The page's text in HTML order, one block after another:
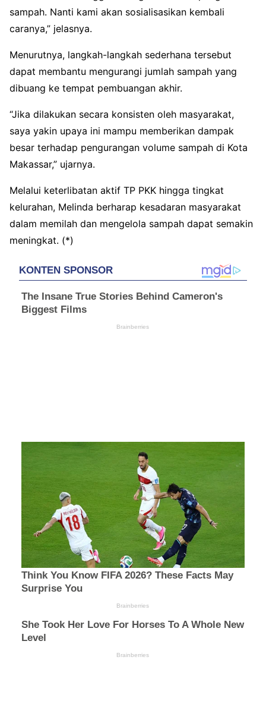
sampah. Nanti kami akan sosialisasikan kembali
caranya,” jelasnya.
Menurutnya, langkah-langkah sederhana tersebut
dapat membantu mengurangi jumlah sampah yang
dibuang ke tempat pembuangan akhir.
“Jika dilakukan secara konsisten oleh masyarakat,
saya yakin upaya ini mampu memberikan dampak
besar terhadap pengurangan volume sampah di Kota
Makassar,” ujarnya.
Melalui keterlibatan aktif TP PKK hingga tingkat
kelurahan, Melinda berharap kesadaran masyarakat
dalam memilah dan mengelola sampah dapat semakin
meningkat. (*)